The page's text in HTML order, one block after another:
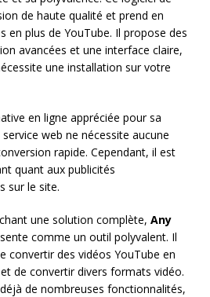
de haute qualité et prend en
en plus de YouTube. Il propose des
avancées et une interface claire,
une installation sur votre
en ligne appréciée pour sa
web ne nécessite aucune
rapide. Cependant, il est
quant aux publicités
sur le site.
une solution complète, Any
comme un outil polyvalent. Il
convertir des vidéos YouTube en
de convertir divers formats vidéo.
de nombreuses fonctionnalités,